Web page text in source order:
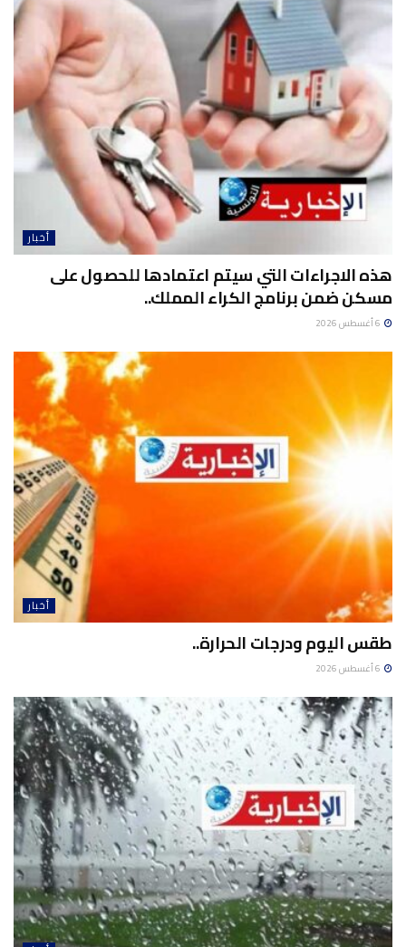
أخبار
هذه الاجراءات التي سيتم اعتمادها للحصول على
مسكن ضمن برنامج الكراء المملك..
أخبار
طقس اليوم ودرجات الحرارة..